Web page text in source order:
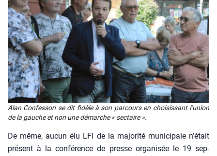
Alan Confes­son se dit fidèle à son par­cours en choi­sis­sant l’u­nion
de la gauche et non une démarche « sec­taire ».
De même, aucun élu LFI de la majo­ri­té muni­ci­pale n’é­tait
pré­sent à la confé­rence de presse orga­ni­sée le 19 sep­